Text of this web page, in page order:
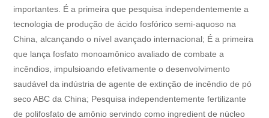
importantes. É a primeira que pesquisa independentemente a
tecnologia de produção de ácido fosfórico semi-aquoso na
China, alcançando o nível avançado internacional; É a primeira
que lança fosfato monoamônico avaliado de combate a
incêndios, impulsioando efetivamente o desenvolvimento
saudável da indústria de agente de extinção de incêndio de pó
seco ABC da China; Pesquisa independentemente fertilizante
de polifosfato de amônio servindo como ingredient de núcleo